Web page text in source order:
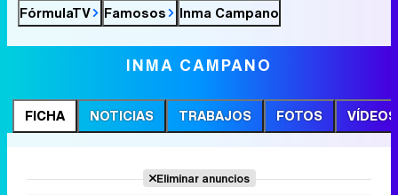
FórmulaTV Famosos Inma Campano
INMA CAMPANO
FICHA NOTICIAS TRABAJOS FOTOS VÍDEOS
Eliminar anuncios